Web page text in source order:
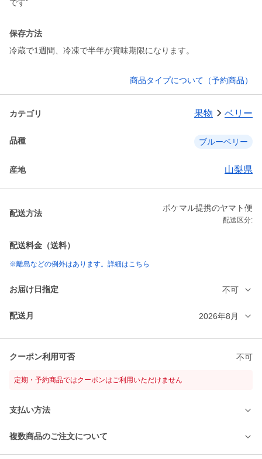
です”
保存方法
冷蔵で1週間、冷凍で半年が賞味期限になります。
商品タイプについて（予約商品）
カテゴリ 果物 ベリー
品種 ブルーベリー
産地 山梨県
配送方法
ポケマル提携のヤマト便
配送区分:
配送料金（送料）
※離島などの例外はあります。詳細はこちら
お届け日指定 不可
配送月 2026年8月
クーポン利用可否 不可
定期・予約商品ではクーポンはご利用いただけません
支払い方法
複数商品のご注文について